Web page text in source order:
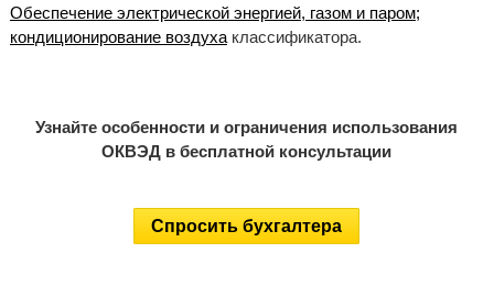
Обеспечение электрической энергией, газом и паром;
кондиционирование воздухаклассификатора.
Узнайте особенности и ограничения использования
ОКВЭД в бесплатной консультации
Спросить бухгалтера